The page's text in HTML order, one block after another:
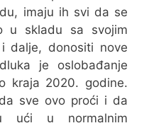
imaju ih svi da se
u skladu sa svojim
dalje, donositi nove
je oslobađanje
kraja 2020. godine.
sve ovo proći i da
ući u normalnim